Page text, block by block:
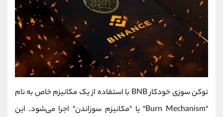
توکن سوزی خودکار BNB با استفاده از یک مکانیزم خاص به نام
"Burn Mechanism" یا "مکانیزم سوزاندن" اجرا می‌شود. این